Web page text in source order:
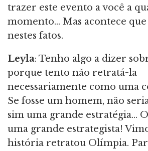
trazer este evento a você a
momento… Mas acontece
nestes fatos.
Leyla: Tenho algo a dizer
porque tento não retratá-la
necessariamente como uma
Se fosse um homem, não
sim uma grande estratégia…
uma grande estrategista!
história retratou Olímpia.